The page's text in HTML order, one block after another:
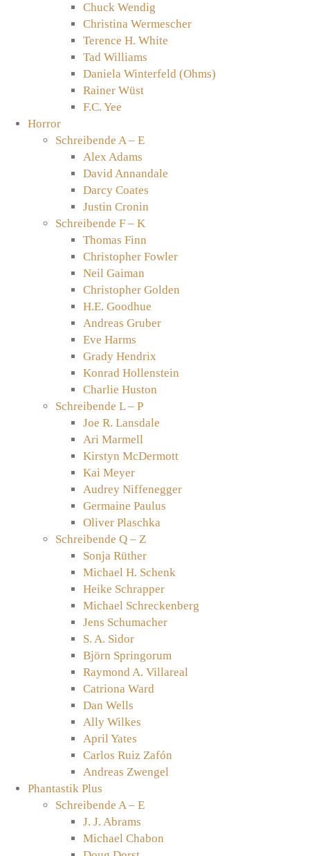
Chuck Wendig
Christina Wermescher
Terence H. White
Tad Williams
Daniela Winterfeld (Ohms)
Rainer Wüst
F.C. Yee
Horror
Schreibende A – E
Alex Adams
David Annandale
Darcy Coates
Justin Cronin
Schreibende F – K
Thomas Finn
Christopher Fowler
Neil Gaiman
Christopher Golden
H.E. Goodhue
Andreas Gruber
Eve Harms
Grady Hendrix
Konrad Hollenstein
Charlie Huston
Schreibende L – P
Joe R. Lansdale
Ari Marmell
Kirstyn McDermott
Kai Meyer
Audrey Niffenegger
Germaine Paulus
Oliver Plaschka
Schreibende Q – Z
Sonja Rüther
Michael H. Schenk
Heike Schrapper
Michael Schreckenberg
Jens Schumacher
S. A. Sidor
Björn Springorum
Raymond A. Villareal
Catriona Ward
Dan Wells
Ally Wilkes
April Yates
Carlos Ruiz Zafón
Andreas Zwengel
Phantastik Plus
Schreibende A – E
J. J. Abrams
Michael Chabon